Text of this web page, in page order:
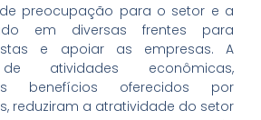
preocupação para o setor e a
em diversas frentes para
e apoiar as empresas. A
atividades econômicas,
benefícios oferecidos por
reduziram a atratividade do setor